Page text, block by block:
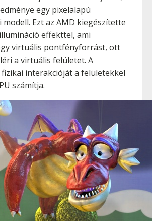
egy pixelalapú
Ezt az AMD kiegészítette
effekttel, ami
virtuális pontfényforrást, ott
a virtuális felületet. A
interakcióját a felületekkel
számítja.